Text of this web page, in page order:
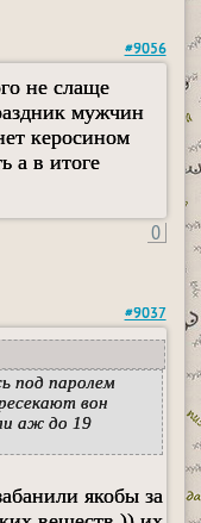
#9056
не слаще
мужчин
керосином
а в итоге
0
#9037
под паролем
вон
аж до 19
якобы за